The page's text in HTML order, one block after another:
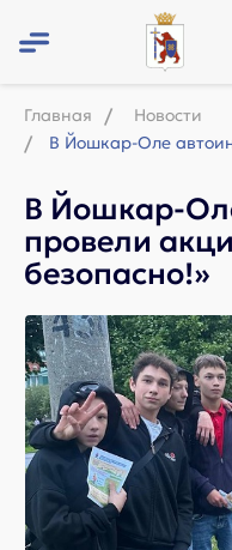
Главная
Новости
В Йошкар-
провели
безопасно!»